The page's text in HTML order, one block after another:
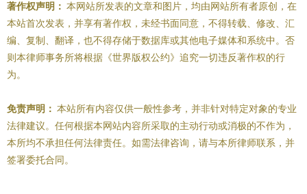
著作权声明： 本网站所发表的文章和图片，均由网站所有者原创，在
本站首次发表，并享有著作权，未经书面同意，不得转载、修改、汇
编、复制、翻译，也不得存储于数据库或其他电子媒体和系统中。否
则本律师事务所将根据《世界版权公约》追究一切违反著作权的行
为。
免责声明： 本站所有内容仅供一般性参考，并非针对特定对象的专业
法律建议。任何根据本网站内容所采取的主动行动或消极的不作为，
本所均不承担任何法律责任。如需法律咨询，请与本所律师联系，并
签署委托合同。